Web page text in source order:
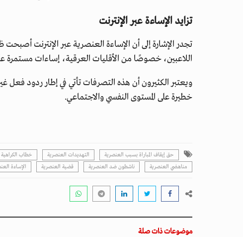
تزايد الإساءة عبر الإنترنت
تجدر الإشارة إلى أن الإساءة العنصرية عبر الإنترنت
اللاعبين، خصوصًا من الأقليات العرقية، إساءات مستمرة
ويعتبر الكثيرون أن هذه التصرفات تأتي في إطار ردود فعل
خطيرة على المستوى النفسي والاجتماعي.
حق إيقاف المباراة بسبب العنصرية التهديدات العنصرية خطاب
مناهضي العنصرية
ناشطون ضد العنصرية قضية العنصرية الإساءة
موضوعات ذات صلة